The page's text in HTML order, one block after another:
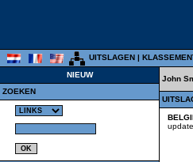
UITSLAGEN |
NIEUW
ZOEKEN
John